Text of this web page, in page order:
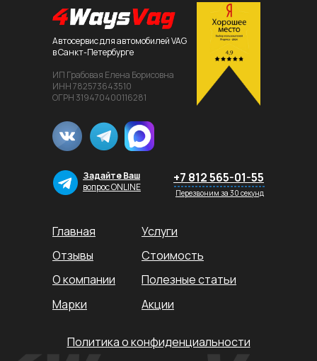
ИП Грабовая Елена Борисовна
ИНН 782573643510
ОГРН 319470400116281
Перезвоним за 30 секунд
+7 812 565-01-55
Задайте Ваш
вопрос ONLINE
Автосервис для автомобилей VAG
в Санкт-Петербурге
Главная
Отзывы
О компании
Услуги
Марки
Полезные статьи
Стоимость
Акции
Политика о конфиденциальности